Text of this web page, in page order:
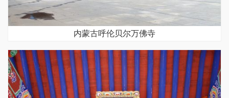
内蒙古呼伦贝尔万佛寺